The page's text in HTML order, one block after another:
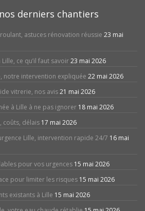
derniers chantiers
astuces rénovation réussie 23 mai
ce qu’il faut savoir23 mai 2026
notre intervention expliquée 22 mai 2026
vitrerie, nos avis21 mai 2026
à Lille à ne pas ignorer 18 mai 2026
coûts, délais 17 mai 2026
Lille, intervention rapide 24/7 16 mai
pour vos urgences 15 mai 2026
pour limiter les risques 15 mai 2026
existants à Lille 15 mai 2026